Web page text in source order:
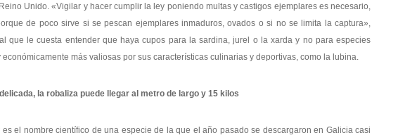
Unido. «Vigilar y hacer cumplir la ley poniendo multas y castigos ejemplares es necesario,
de poco sirve si se pescan ejemplares inmaduros, ovados o si no se limita la captura»,
que le cuesta entender que haya cupos para la sardina, jurel o la xarda y no para especies
más valiosas por sus características culinarias y deportivas, como la lubina.
la robaliza puede llegar al metro de largo y 15 kilos
es el nombre científico de una especie de la que el año pasado se descargaron en Galicia casi